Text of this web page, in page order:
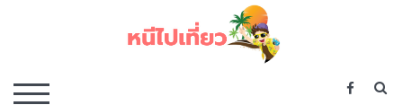
TOGGLE MOBILE MENU